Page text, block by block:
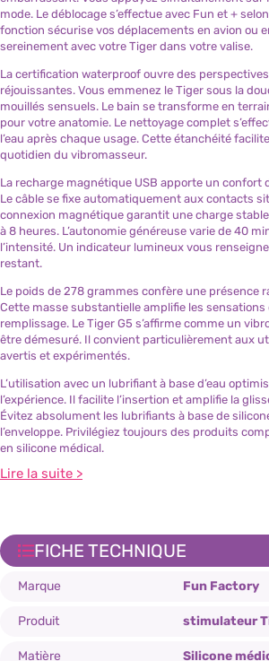
FICHE TECHNIQUE
Marque Fun Factory
Produit stimulateur
Matière
Silicone
mode. Le déblocage s’effectue avec Fun et +
fonction sécurise vos déplacements en avion ou
sereinement avec votre Tiger dans votre valise.
La certification waterproof ouvre des
réjouissantes. Vous emmenez le Tiger sous la
mouillés sensuels. Le bain se transforme en
pour votre anatomie. Le nettoyage complet
l’eau après chaque usage. Cette étanchéité
quotidien du vibromasseur.
La recharge magnétique USB apporte un confort
Le câble se fixe automatiquement aux contacts
connexion magnétique garantit une charge
à 8 heures. L’autonomie généreuse varie de 40
l’intensité. Un indicateur lumineux vous
restant.
Le poids de 278 grammes confère une présence
Cette masse substantielle amplifie les
remplissage. Le Tiger G5 s’affirme comme un
être démesuré. Il convient particulièrement aux
avertis et expérimentés.
L’utilisation avec un lubrifiant à base d’eau
l’expérience. Il facilite l’insertion et amplifie la
Évitez absolument les lubrifiants à base de
l’enveloppe. Privilégiez toujours des produits
en silicone médical.
Lire la suite >